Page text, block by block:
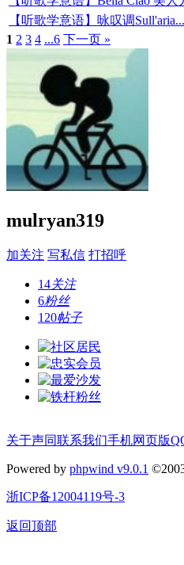
【听歌学意语】咏叹调
1 2 3 4 ...6 下一页 »
mulryan319
加关注 写私信 打招呼
14关注
6粉丝
120帖子
关于声同联系我们手机网页版
Powered by phpwind v9.0.1
浙ICP备12004119号-3
返回顶部